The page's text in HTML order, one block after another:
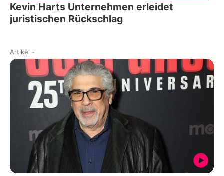
Kevin Harts Unternehmen erleidet
juristischen Rückschlag
Artikel -